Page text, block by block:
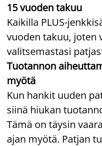
15 vuoden takuu
Kaikilla PLUS-
vuoden takuu, joten
valitsemastasi
Tuotannon
myötä
Kun hankit uuden
siinä hiukan
Tämä on täysin
ajan myötä. Patjan